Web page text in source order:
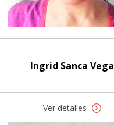
Ingrid Sanca Vega
Ver detalles